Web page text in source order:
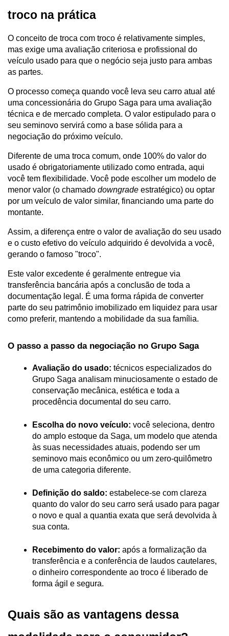
troco na prática
O conceito de troca com troco é relativamente simples,
mas exige uma avaliação criteriosa e profissional do
veículo usado para que o negócio seja justo para ambas
as partes.
O processo começa quando você leva seu carro atual até
uma concessionária do Grupo Saga para uma avaliação
técnica e de mercado completa. O valor estipulado para o
seu seminovo servirá como a base sólida para a
negociação do próximo veículo.
Diferente de uma troca comum, onde 100% do valor do
usado é obrigatoriamente utilizado como entrada, aqui
você tem flexibilidade. Você pode escolher um modelo de
menor valor (o chamado downgrade estratégico) ou optar
por um veículo de valor similar, financiando uma parte do
montante.
Assim, a diferença entre o valor de avaliação do seu usado
e o custo efetivo do veículo adquirido é devolvida a você,
gerando o famoso "troco".
Este valor excedente é geralmente entregue via
transferência bancária após a conclusão de toda a
documentação legal. É uma forma rápida de converter
parte do seu patrimônio imobilizado em liquidez para usar
como preferir, mantendo a mobilidade da sua família.
O passo a passo da negociação no Grupo Saga
Avaliação do usado: técnicos especializados do
Grupo Saga analisam minuciosamente o estado de
conservação mecânica, estética e toda a
procedência documental do seu carro.
Escolha do novo veículo: você seleciona, dentro
do amplo estoque da Saga, um modelo que atenda
às suas necessidades atuais, podendo ser um
seminovo mais econômico ou um zero-quilômetro
de uma categoria diferente.
Definição do saldo: estabelece-se com clareza
quanto do valor do seu carro será usado para pagar
o novo e qual a quantia exata que será devolvida à
sua conta.
Recebimento do valor: após a formalização da
transferência e a conferência de laudos cautelares,
o dinheiro correspondente ao troco é liberado de
forma ágil e segura.
Quais são as vantagens dessa